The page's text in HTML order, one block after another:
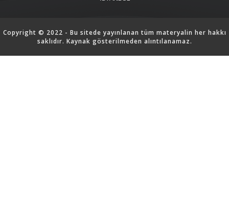
Copyright © 2022 - Bu sitede yayınlanan tüm materyalin her hakkı
saklıdır. Kaynak gösterilmeden alıntılanamaz.